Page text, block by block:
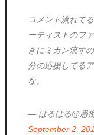
コメント流れて
ーティストのフ
きにミカン流す
分の応援してる
な。
— はるはる@愚
September 2,